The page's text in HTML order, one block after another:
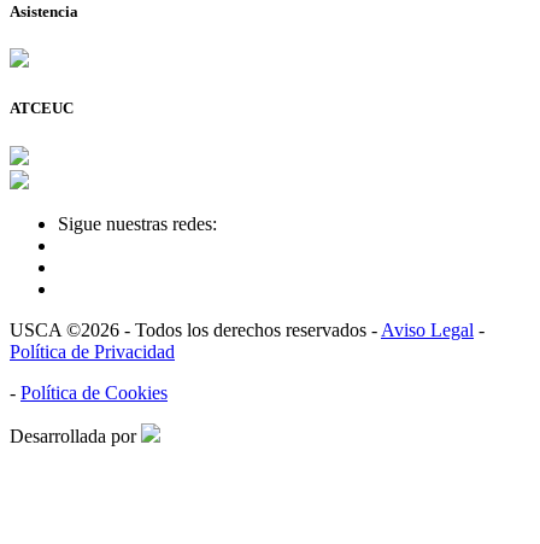
Asistencia
ATCEUC
Sigue nuestras redes:
USCA ©2026 - Todos los derechos reservados - Aviso Legal -
Política de Privacidad
- Política de Cookies
Desarrollada por